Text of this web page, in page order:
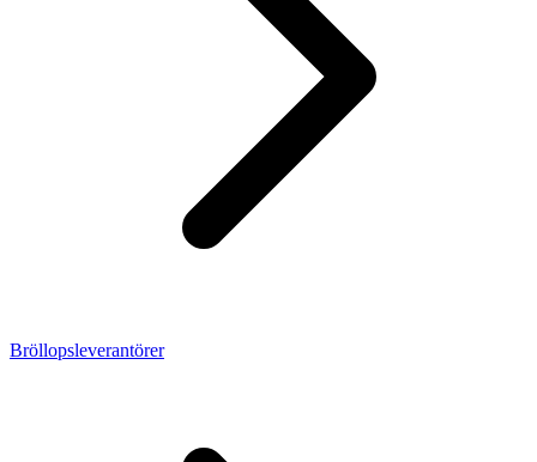
Bröllopsleverantörer